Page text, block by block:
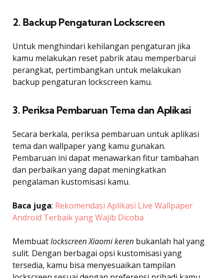
2. Backup Pengaturan Lockscreen
Untuk menghindari kehilangan pengaturan jika
kamu melakukan reset pabrik atau memperbarui
perangkat, pertimbangkan untuk melakukan
backup pengaturan lockscreen kamu.
3. Periksa Pembaruan Tema dan Aplikasi
Secara berkala, periksa pembaruan untuk aplikasi
tema dan wallpaper yang kamu gunakan.
Pembaruan ini dapat menawarkan fitur tambahan
dan perbaikan yang dapat meningkatkan
pengalaman kustomisasi kamu.
Baca juga: Rekomendasi Aplikasi Live Wallpaper
Android Terbaik yang Wajib Dicoba
Membuatlockscreen Xiaomi keren bukanlah hal yang
sulit. Dengan berbagai opsi kustomisasi yang
tersedia, kamu bisa menyesuaikan tampilan